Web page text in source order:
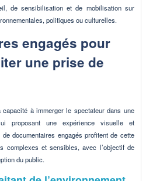
de sensibilisation et de mobilisation sur
politiques ou culturelles.
engagés pour
une prise de
à immerger le spectateur dans une
proposant une expérience visuelle et
documentaires engagés profitent de cette
complexes et sensibles, avec l’objectif de
du public.